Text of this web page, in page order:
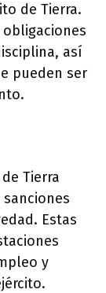
de Tierra.
así
pueden ser
Tierra
Estas
y